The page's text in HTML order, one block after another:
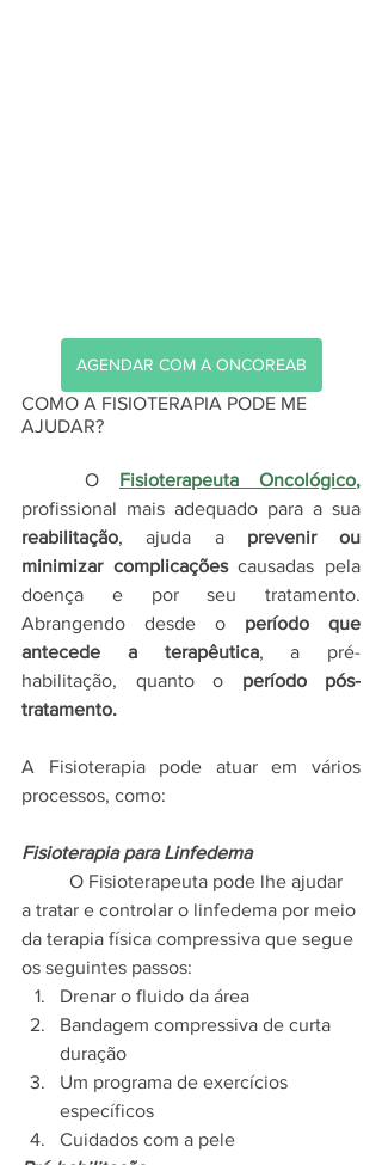
AGENDAR COM A ONCOREAB
COMO A FISIOTERAPIA PODE ME
AJUDAR?
	O
Fisioterapeuta Oncológico,
reabilitação, ajuda a prevenir ou
minimizar complicações causadas pela
doença e por seu tratamento.
Abrangendo desde o período que
antecede a terapêutica, a pré-
habilitação, quanto o período pós-
tratamento.
A Fisioterapia pode atuar em vários
processos, como:
Fisioterapia para Linfedema
a tratar e controlar o linfedema por meio
da terapia física compressiva que segue
os seguintes passos:
Drenar o fluido da área
Bandagem compressiva de curta
duração
Um programa de exercícios
específicos
Cuidados com a pele